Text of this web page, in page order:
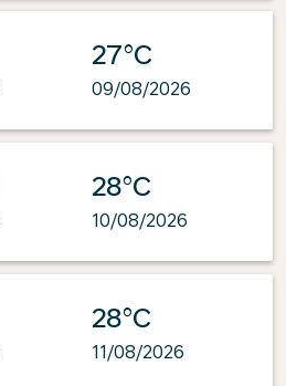
27°C
09/08/2026
28°C
10/08/2026
28°C
11/08/2026